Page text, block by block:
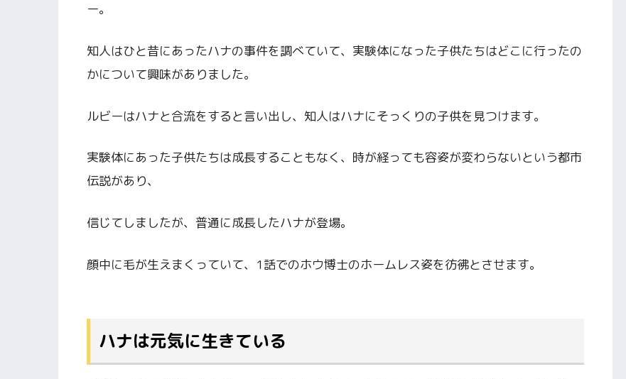
ー。
知人はひと昔にあったハナの事件を調べていて、実験体になった子供たちはどこに行ったの
かについて興味がありました。
ルビーはハナと合流をすると言い出し、知人はハナにそっくりの子供を見つけます。
実験体にあった子供たちは成長することもなく、時が経っても容姿が変わらないという都市
伝説があり、
信じてしましたが、普通に成長したハナが登場。
顔中に毛が生えまくっていて、1話でのホウ博士のホームレス姿を彷彿とさせます。
ハナは元気に生きている